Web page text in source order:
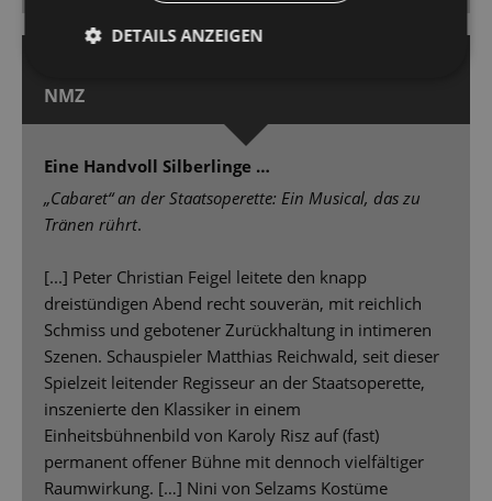
NMZ
Eine Handvoll Silberlinge …
„Cabaret“ an der Staatsoperette: Ein Musical, das zu
Tränen rührt.
[...] Peter Christian Feigel leitete den knapp
dreistündigen Abend recht souverän, mit reichlich
Schmiss und gebotener Zurückhaltung in intimeren
Szenen. Schauspieler Matthias Reichwald, seit dieser
Spielzeit leitender Regisseur an der Staatsoperette,
inszenierte den Klassiker in einem
Einheitsbühnenbild von Karoly Risz auf (fast)
permanent offener Bühne mit dennoch vielfältiger
Raumwirkung. […] Nini von Selzams Kostüme
DETAILS ANZEIGEN